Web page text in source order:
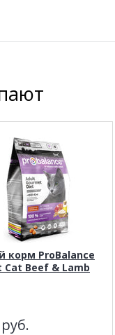
корм ProBalance
Cat Beef & Lamb
руб.